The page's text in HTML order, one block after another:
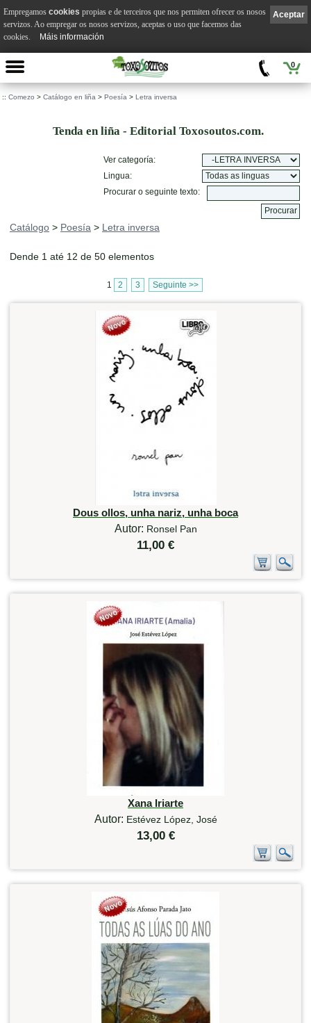
0
:: Comezo > Catálogo en liña > Poesía > Letra inversa
Tenda en liña - Editorial Toxosoutos.com.
Ver categoría:
Lingua:
Procurar o seguinte texto:
Catálogo > Poesía > Letra inversa
Dende 1 até 12 de 50 elementos
1 2 3 Seguinte >>
Dous ollos, unha nariz, unha boca
Autor: Ronsel Pan
11,00 €
Xana Iriarte
Autor: Estévez López, José
13,00 €
Aceptar
Empregamos cookies propias e de terceiros que nos permiten ofrecer os nosos
servizos. Ao empregar os nosos servizos, aceptas o uso que facemos das
cookies.
Máis información